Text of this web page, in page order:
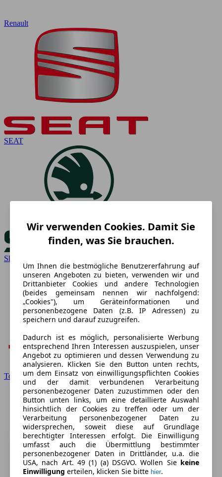
Renault
SEAT
Skoda
Toyota
Wir verwenden Cookies. Damit Sie
finden, was Sie brauchen.
Um Ihnen die bestmögliche Benutzererfahrung auf
unseren Angeboten zu bieten, verwenden wir und
Drittanbieter Cookies und andere Technologien
(beides gemeinsam nennen wir nachfolgend:
„Cookies"), um Geräteinformationen und
personenbezogene Daten (z.B. IP Adressen) zu
speichern und darauf zuzugreifen.
Dadurch ist es möglich, personalisierte Werbung
entsprechend Ihren Interessen auszuspielen, unser
Angebot zu optimieren und dessen Verwendung zu
analysieren. Klicken Sie den Button unten rechts,
um dem Einsatz von einwilligungspflichten Cookies
und der damit verbundenen Verarbeitung
personenbezogener Daten zuzustimmen oder den
Button unten links, um eine detaillierte Auswahl
hinsichtlich der Cookies zu treffen oder um der
Verarbeitung personenbezogener Daten zu
widersprechen, soweit diese auf Grundlage
berechtigter Interessen erfolgt. Die Einwilligung
umfasst auch die Übermittlung bestimmter
personenbezogener Daten in Drittländer, u.a. die
USA, nach Art. 49 (1) (a) DSGVO. Wollen Sie keine
Einwilligung erteilen, klicken Sie bitte hier.